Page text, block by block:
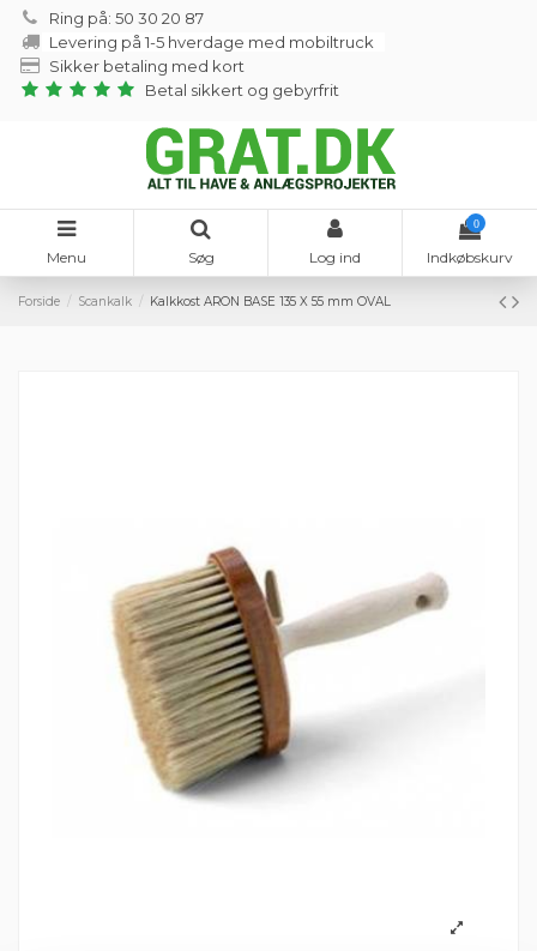
Ring på: 50 30 20 87
Levering på 1-5 hverdage med mobiltruck
Sikker betaling med kort
Betal sikkert og gebyrfrit
Menu Søg Log ind
0
Indkøbskurv
Forside Scankalk Kalkkost ARON BASE 135 X 55 mm OVAL